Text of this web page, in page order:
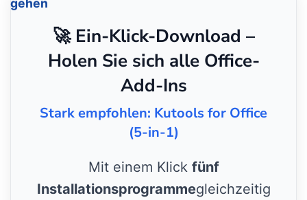
gehen
🚀 Ein-Klick-Download –
Holen Sie sich alle Office-
Add-Ins
Stark empfohlen: Kutools for Office
(5-in-1)
Mit einem Klick fünf
Installationsprogrammegleichzeitig